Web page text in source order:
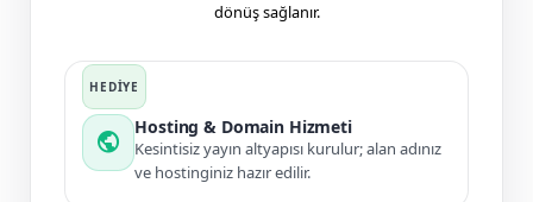
dönüş sağlanır.
public
Hosting & Domain Hizmeti
Kesintisiz yayın altyapısı kurulur; alan adınız
ve hostinginiz hazır edilir.